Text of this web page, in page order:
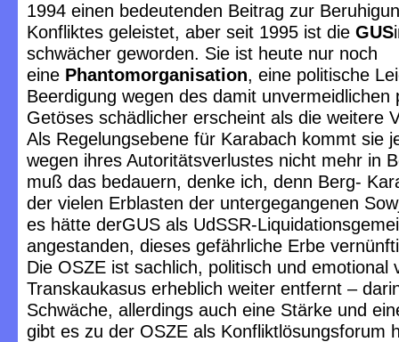
1994 einen bedeutenden Beitrag zur
Konfliktes geleistet, aber seit 1995 ist die GUS
schwächer geworden. Sie ist heute nur noch
eine Phantomorganisation, eine politische
Beerdigung wegen des damit unvermeidlichen
Getöses schädlicher erscheint als die weitere
Als Regelungsebene für Karabach kommt sie
wegen ihres Autoritätsverlustes nicht mehr in
muß das bedauern, denke ich, denn Berg-
der vielen Erblasten der untergegangenen
es hätte derGUS als UdSSR-
angestanden, dieses gefährliche Erbe
Die OSZE ist sachlich, politisch und emotional
Transkaukasus erheblich weiter entfernt –
Schwäche, allerdings auch eine Stärke und
gibt es zu der OSZE als Konfliktlösungsforum